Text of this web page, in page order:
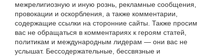
межрелигиозную и иную рознь, рекламные сообщения,
провокации и оскорбления, а также комментарии,
содержащие ссылки на сторонние сайты. Также просим
вас не обращаться в комментариях к героям статей,
политикам и международным лидерам — они вас не
услышат. Бессодержательные, бессвязные и